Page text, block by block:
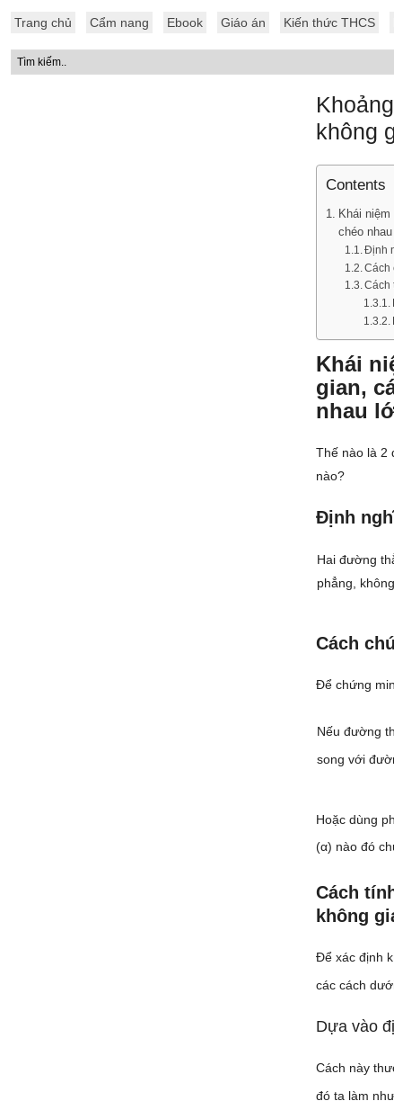
Trang chủ Cẩm nang Ebook Giáo án Kiến thức THCS
không
Contents
Khái
chéo
Định
Cách
Cách
Khái
gian,
nhau
Thế nào là 2
nào?
Định
Hai đường
phẳng,
Cách
Để chứng
Nếu đường
song với
Hoặc dùng
(α) nào đó
Cách
không
Để xác định
các cách
Dựa vào
Cách này
đó ta làm